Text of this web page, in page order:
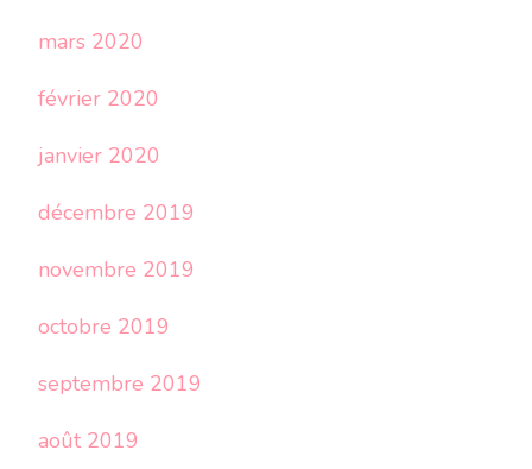
mars 2020
février 2020
janvier 2020
décembre 2019
novembre 2019
octobre 2019
septembre 2019
août 2019